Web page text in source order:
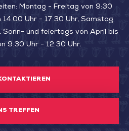
Montag - Freitag von 9:30
14:00 Uhr - 17:30 Uhr, Samstag
Sonn- und feiertags von April bis
9:30 Uhr - 12:30 Uhr.
TREFFEN